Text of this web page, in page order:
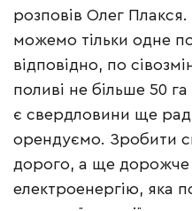
розповів Олег
можемо тільки одне
відповідно, по
поливі не більше 50
є свердловини ще
орендуємо. Зробити
дорого, а ще дорожче
електроенергію, яка